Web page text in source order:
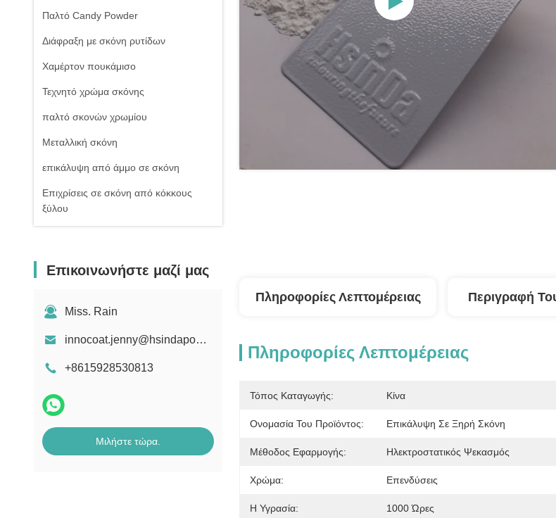
Παλτό Candy Powder
Διάφραξη με σκόνη ρυτίδων
Χαμέρτον πουκάμισο
Τεχνητό χρώμα σκόνης
παλτό σκονών χρωμίου
Μεταλλική σκόνη
επικάλυψη από άμμο σε σκόνη
Επιχρίσεις σε σκόνη από κόκκους
ξύλου
Επικοινωνήστε μαζί μας
Miss. Rain
innocoat.jenny@hsindapowdercoating.com
+8615928530813
Μιλήστε τώρα.
Πληροφορίες Λεπτομέρειας Περιγραφή
Πληροφορίες Λεπτομέρειας
Τόπος Καταγωγής: Κίνα
Ονομασία Του Προϊόντος: Επικάλυψη Σε Ξηρή Σκόνη
Μέθοδος Εφαρμογής: Ηλεκτροστατικός Ψεκασμός
Χρώμα: Επενδύσεις
Η Υγρασία: 1000 Ώρες